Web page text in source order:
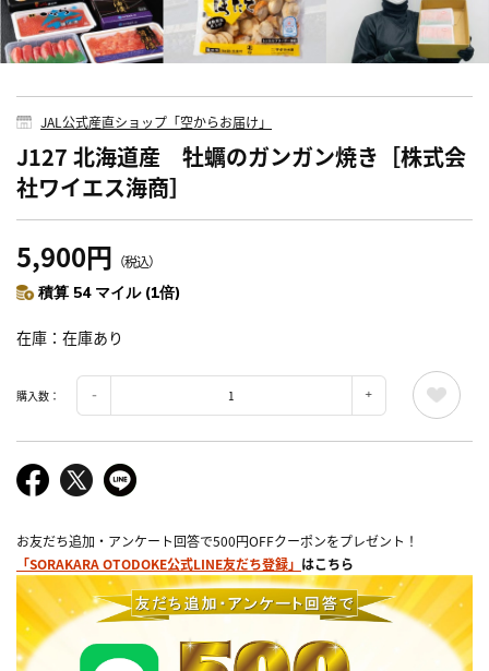
JAL公式産直ショップ「空からお届け」
J127 北海道産 牡蠣のガンガン焼き［株式会
社ワイエス海商］
5,900円 （税込）
積算 54 マイル (1倍)
在庫 在庫あり
購入数：
お友だち追加・アンケート回答で500円OFFクーポンをプレゼント！
「SORAKARA OTODOKE公式LINE友だち登録」 はこちら